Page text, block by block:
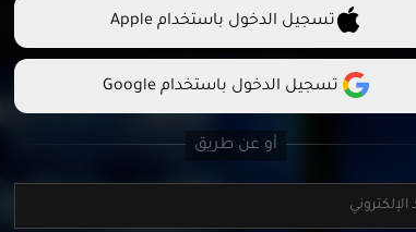
تسجيل الدخول باستخدام Apple
تسجيل الدخول باستخدام Google